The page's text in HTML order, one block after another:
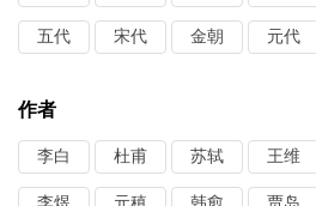
五代 宋代 金朝 元代
作者
李白 杜甫 苏轼 王维